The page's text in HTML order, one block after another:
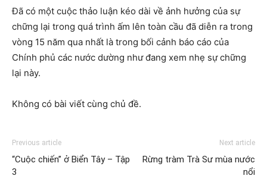
Đã có một cuộc thảo luận kéo dài về ảnh hưởng của sự
chững lại trong quá trình ấm lên toàn cầu đã diễn ra trong
vòng 15 năm qua nhất là trong bối cảnh báo cáo của
Chính phủ các nước dường như đang xem nhẹ sự chững
lại này.
Không có bài viết cùng chủ đề.
Previous article
“Cuộc chiến” ở Biển Tây – Tập
3
Next article
Rừng tràm Trà Sư mùa nước
nổi